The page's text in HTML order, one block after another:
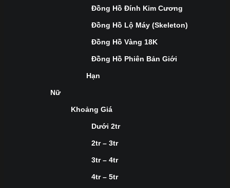
Đồng Hồ Đính Kim Cương
Đồng Hồ Lộ Máy (Skeleton)
Đồng Hồ Vàng 18K
Đồng Hồ Phiên Bản Giới
Hạn
Nữ
Khoảng Giá
Dưới 2tr
2tr – 3tr
3tr – 4tr
4tr – 5tr